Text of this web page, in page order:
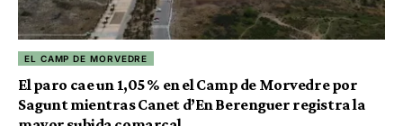
EL CAMP DE MORVEDRE
El paro cae un 1,05 % en el Camp de Morvedre por
Sagunt mientras Canet d’En Berenguer registra la